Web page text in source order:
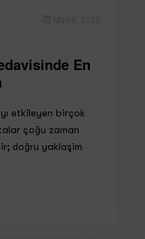
En
etkileyen birçok
çoğu zaman
doğru yaklaşim